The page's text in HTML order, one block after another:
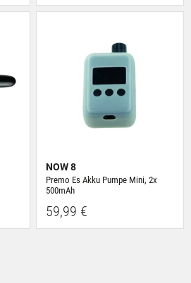
oder die sie im Rahmen Deiner
NOW 8
Premo Es Akku Pumpe Mini, 2x
500mAh
59,99 €